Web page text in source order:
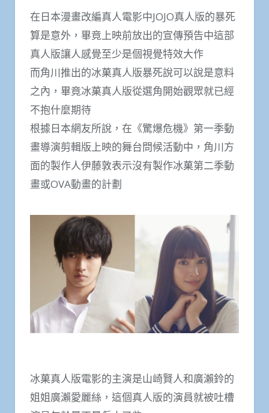
在日本漫畫改編真人電影中JOJO真人版的暴死
算是意外，畢竟上映前放出的宣傳預告中這部
真人版讓人感覺至少是個視覺特效大作
而角川推出的冰菓真人版暴死說可以說是意料
之內，畢竟冰菓真人版從選角開始觀眾就已經
不抱什麼期待
根據日本網友所說，在《驚爆危機》第一季動
畫導演剪輯版上映的舞台問候活動中，角川方
面的製作人伊藤敦表示沒有製作冰菓第二季動
畫或OVA動畫的計劃
冰菓真人版電影的主演是山崎賢人和廣瀨鈴的
姐姐廣瀨愛麗絲，這個真人版的演員就被吐槽